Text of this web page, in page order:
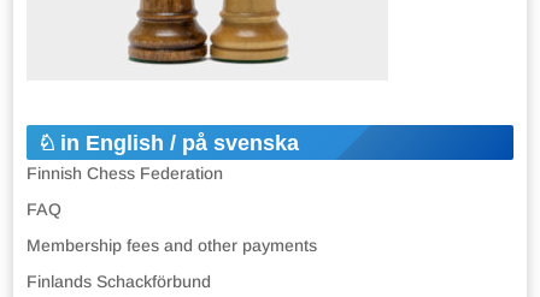
in English / på svenska
Finnish Chess Federation
FAQ
Membership fees and other payments
Finlands Schackförbund